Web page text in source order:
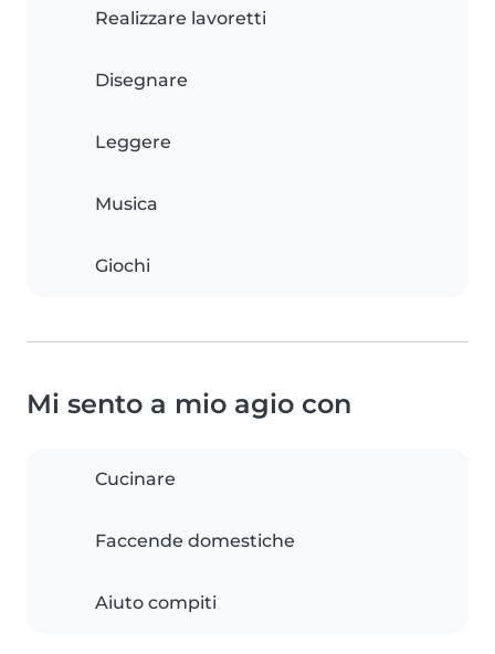
Realizzare lavoretti
Disegnare
Leggere
Musica
Giochi
Mi sento a mio agio con
Cucinare
Faccende domestiche
Aiuto compiti